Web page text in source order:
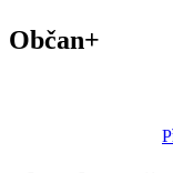
Občan+